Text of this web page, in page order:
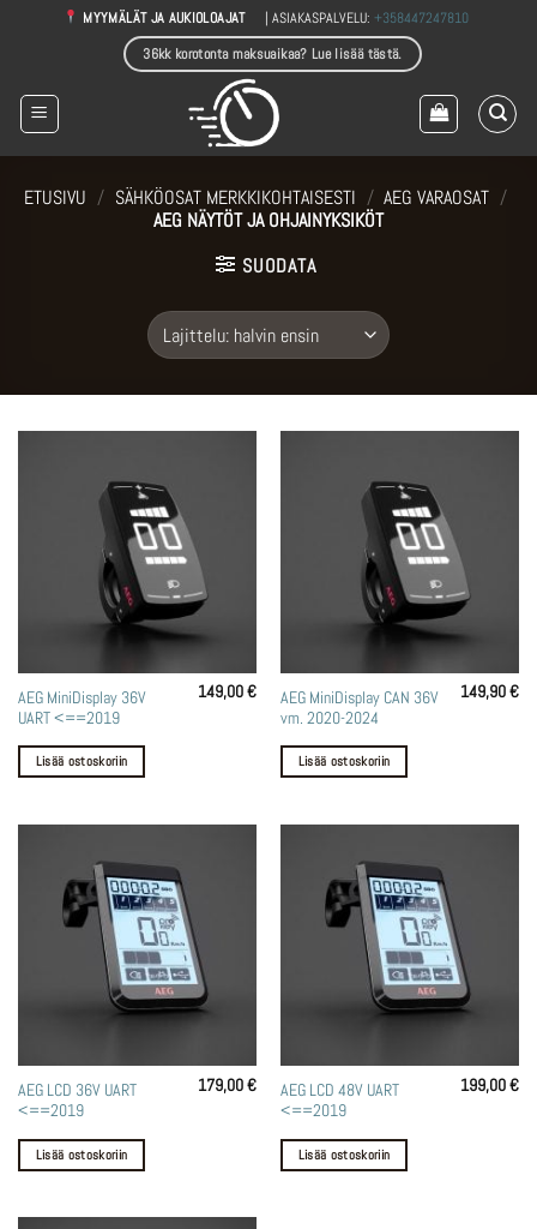
MYYMÄLÄT JA AUKIOLOAJAT | ASIAKASPALVELU:+358447247810
36kk korotonta maksuaikaa? Lue lisää tästä.
ETUSIVU / SÄHKÖOSAT MERKKIKOHTAISESTI / AEG VARAOSAT /
AEG NÄYTÖT JA OHJAINYKSIKÖT
SUODATA
AEG MiniDisplay 36V
UART <==2019
149,00€
Lisää ostoskoriin
AEG MiniDisplay CAN 36V
vm. 2020-2024
149,90€
Lisää ostoskoriin
AEG LCD 36V UART
<==2019
179,00€
Lisää ostoskoriin
AEG LCD 48V UART
<==2019
199,00€
Lisää ostoskoriin